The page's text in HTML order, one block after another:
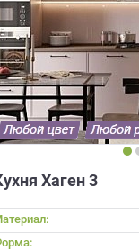
Хаген 3
×
от
×